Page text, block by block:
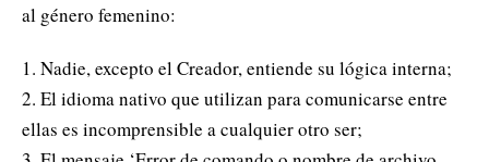
al género femenino:
1. Nadie, excepto el Creador, entiende su lógica interna;
2. El idioma nativo que utilizan para comunicarse entre
ellas es incomprensible a cualquier otro ser;